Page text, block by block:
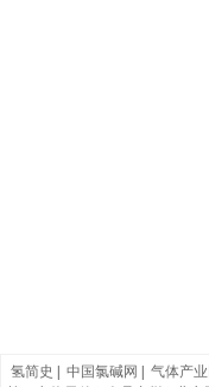
氢简史 中国氯碱网 气体产业